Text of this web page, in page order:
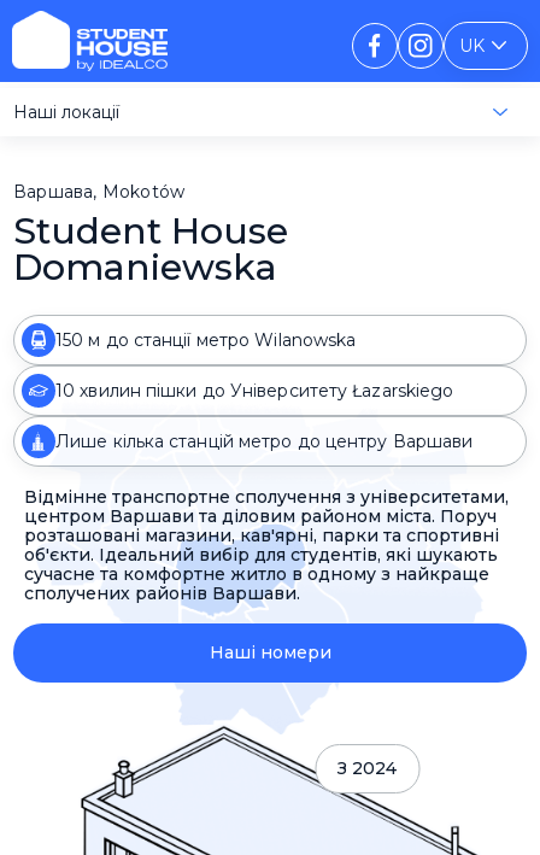
UK
Наші локації
Варшава, Mokotów
Student House
Domaniewska
З 2024
150 м до станції метро Wilanowska
10 хвилин пішки до Університету Łazarskiego
Лише кілька станцій метро до центру Варшави
Наші номери
Відмінне транспортне сполучення з університетами,
центром Варшави та діловим районом міста. Поруч
розташовані магазини, кав'ярні, парки та спортивні
об'єкти. Ідеальний вибір для студентів, які шукають
сучасне та комфортне житло в одному з найкраще
сполучених районів Варшави.